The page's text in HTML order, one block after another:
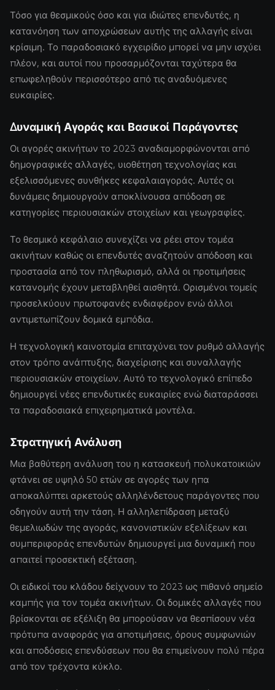
Τόσο για θεσμικούς όσο και για ιδιώτες επενδυτές, η
κατανόηση των αποχρώσεων αυτής της αλλαγής είναι
κρίσιμη. Το παραδοσιακό εγχειρίδιο μπορεί να μην ισχύει
πλέον, και αυτοί που προσαρμόζονται ταχύτερα θα
επωφεληθούν περισσότερο από τις αναδυόμενες
ευκαιρίες.
Δυναμική Αγοράς και Βασικοί Παράγοντες
Οι αγορές ακινήτων το 2023 αναδιαμορφώνονται από
δημογραφικές αλλαγές, υιοθέτηση τεχνολογίας και
εξελισσόμενες συνθήκες κεφαλαιαγοράς. Αυτές οι
δυνάμεις δημιουργούν αποκλίνουσα απόδοση σε
κατηγορίες περιουσιακών στοιχείων και γεωγραφίες.
Το θεσμικό κεφάλαιο συνεχίζει να ρέει στον τομέα
ακινήτων καθώς οι επενδυτές αναζητούν απόδοση και
προστασία από τον πληθωρισμό, αλλά οι προτιμήσεις
κατανομής έχουν μεταβληθεί αισθητά. Ορισμένοι τομείς
προσελκύουν πρωτοφανές ενδιαφέρον ενώ άλλοι
αντιμετωπίζουν δομικά εμπόδια.
Η τεχνολογική καινοτομία επιταχύνει τον ρυθμό αλλαγής
στον τρόπο ανάπτυξης, διαχείρισης και συναλλαγής
περιουσιακών στοιχείων. Αυτό το τεχνολογικό επίπεδο
δημιουργεί νέες επενδυτικές ευκαιρίες ενώ διαταράσσει
τα παραδοσιακά επιχειρηματικά μοντέλα.
Στρατηγική Ανάλυση
Μια βαθύτερη ανάλυση του η κατασκευή πολυκατοικιών
φτάνει σε υψηλό 50 ετών σε αγορές των ηπα
αποκαλύπτει αρκετούς αλληλένδετους παράγοντες που
οδηγούν αυτή την τάση. Η αλληλεπίδραση μεταξύ
θεμελιωδών της αγοράς, κανονιστικών εξελίξεων και
συμπεριφοράς επενδυτών δημιουργεί μια δυναμική που
απαιτεί προσεκτική εξέταση.
Οι ειδικοί του κλάδου δείχνουν το 2023 ως πιθανό σημείο
καμπής για τον τομέα ακινήτων. Οι δομικές αλλαγές που
βρίσκονται σε εξέλιξη θα μπορούσαν να θεσπίσουν νέα
πρότυπα αναφοράς για αποτιμήσεις, όρους συμφωνιών
και αποδόσεις επενδύσεων που θα επιμείνουν πολύ πέρα
από τον τρέχοντα κύκλο.